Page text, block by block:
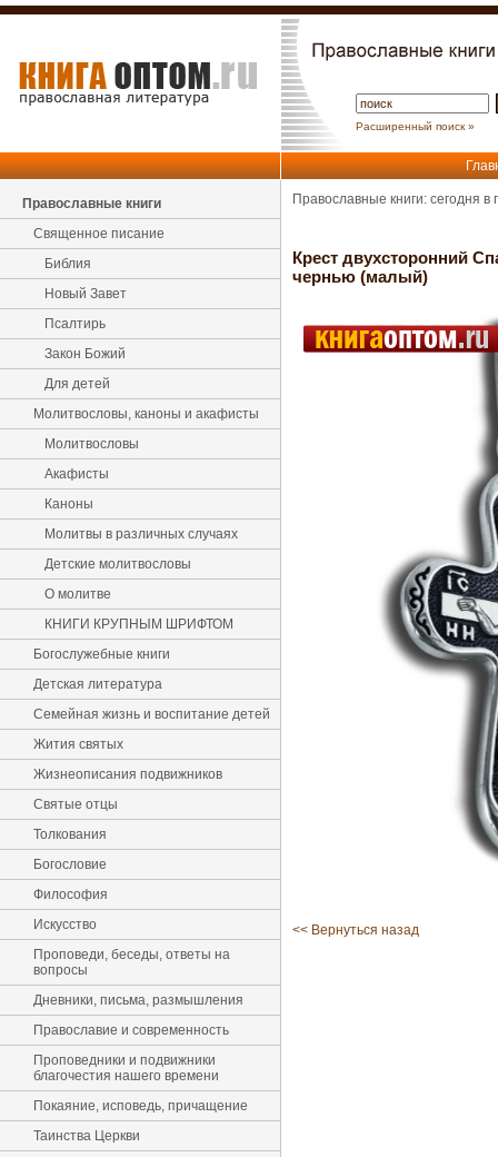
Расширенный поиск »
Православные книги
Священное писание
Библия
Новый Завет
Псалтирь
Закон Божий
Для детей
Молитвословы, каноны и акафисты
Молитвословы
Акафисты
Каноны
Молитвы в различных случаях
Детские молитвословы
О молитве
КНИГИ КРУПНЫМ ШРИФТОМ
Богослужебные книги
Детская литература
Семейная жизнь и воспитание детей
Жития святых
Жизнеописания подвижников
Святые отцы
Толкования
Богословие
Философия
Искусство
Проповеди, беседы, ответы на
вопросы
Дневники, письма, размышления
Православие и современность
Проповедники и подвижники
благочестия нашего времени
Покаяние, исповедь, причащение
Таинства Церкви
Православные книги: сегодня
Крест двухсторонний
чернью (малый)
<< Вернуться назад